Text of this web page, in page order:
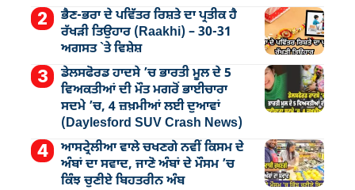
ਭੈਣ-ਭਰਾ ਦੇ ਪਵਿੱਤਰ ਰਿਸ਼ਤੇ ਦਾ ਪ੍ਰਤੀਕ ਹੈ
ਰੱਖੜੀ ਤਿਉਹਾਰ (Raakhi) – 30-31
ਅਗਸਤ `ਤੇ ਵਿਸ਼ੇਸ਼
ਡੇਲਸਫੋਰਡ ਹਾਦਸੇ ’ਚ ਭਾਰਤੀ ਮੂਲ ਦੇ 5
ਵਿਅਕਤੀਆਂ ਦੀ ਮੌਤ ਮਗਰੋਂ ਭਾਈਚਾਰਾ
ਸਦਮੇ ’ਚ, 4 ਜ਼ਖ਼ਮੀਆਂ ਲਈ ਦੁਆਵਾਂ
(Daylesford SUV Crash News)
ਆਸਟ੍ਰੇਲੀਆ ਵਾਲੇ ਚਖਣਗੇ ਨਵੀਂ ਕਿਸਮ ਦੇ
ਅੰਬਾਂ ਦਾ ਸਵਾਦ, ਜਾਣੋ ਅੰਬਾਂ ਦੇ ਮੌਸਮ ’ਚ
ਕਿੰਝ ਚੁਣੀਏ ਬਿਹਤਰੀਨ ਅੰਬ